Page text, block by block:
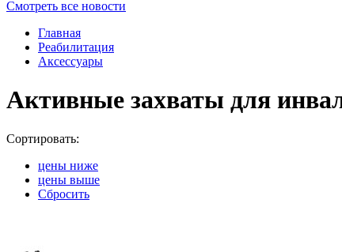
Смотреть все новости
Главная
Реабилитация
Аксессуары
Активные захваты для
Сортировать:
цены ниже
цены выше
Сбросить